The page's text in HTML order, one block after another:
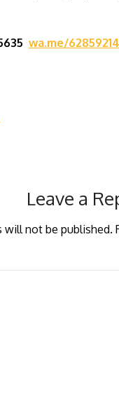
wa.me/
Leave a
will not be published.